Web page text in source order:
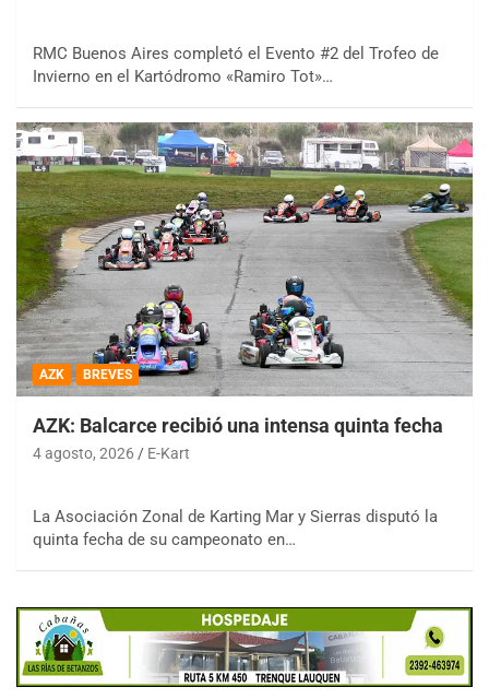
RMC Buenos Aires completó el Evento #2 del Trofeo de
Invierno en el Kartódromo «Ramiro Tot»…
AZK BREVES
AZK: Balcarce recibió una intensa quinta fecha
4 agosto, 2026 E-Kart
La Asociación Zonal de Karting Mar y Sierras disputó la
quinta fecha de su campeonato en…